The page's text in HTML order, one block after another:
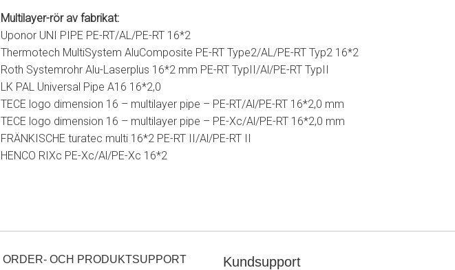
Multilayer-rör av fabrikat:
Uponor UNI PIPE PE-RT/AL/PE-RT 16*2
Thermotech MultiSystem AluComposite PE-RT Type2/AL/PE-RT Typ2 16*2
Roth Systemrohr Alu-Laserplus 16*2 mm PE-RT TypII/Al/PE-RT TypII
LK PAL Universal Pipe A16 16*2,0
TECE logo dimension 16 – multilayer pipe – PE-RT/Al/PE-RT 16*2,0 mm
TECE logo dimension 16 – multilayer pipe – PE-Xc/Al/PE-RT 16*2,0 mm
FRÄNKISCHE turatec multi 16*2 PE-RT II/Al/PE-RT II
HENCO RIXc PE-Xc/Al/PE-Xc 16*2
ORDER- OCH PRODUKTSUPPORT Kundsupport